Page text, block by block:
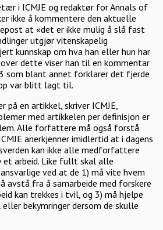
i ICMJE og redaktør for Annals of
ikke å kommentere den aktuelle
epost at «det er ikke mulig å slå fast
utgjør vitenskapelig
kunnskap om hva han eller hun har
dette viser han til en kommentar
som blant annet forklarer det fjerde
var blitt lagt til.
en artikkel, skriver ICMJE,
med artikkelen per definisjon er
Alle forfattere må også forstå
anerkjenner imidlertid at i dagens
kan ikke alle medforfattere
et arbeid. Like fullt skal alle
ved at de 1) må vite hvem
avstå fra å samarbeide med forskere
kan trekkes i tvil, og 3) må hjelpe
bekymringer dersom de skulle